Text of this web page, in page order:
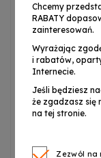
⭐
Mikser DNA MIX
opóźnienia
nałożenia na
kontrolować.
Chcemy
RABATY
zainteresowań.
Wyrażając
i rabatów,
Internecie.
Jeśli będziesz
że zgadzasz się
na tej stronie.
Zezwól na